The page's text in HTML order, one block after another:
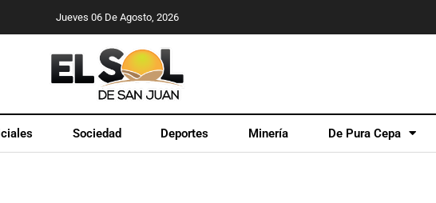
Jueves 06 De Agosto, 2026
Sociedad Deportes Minería De Pura Cepa